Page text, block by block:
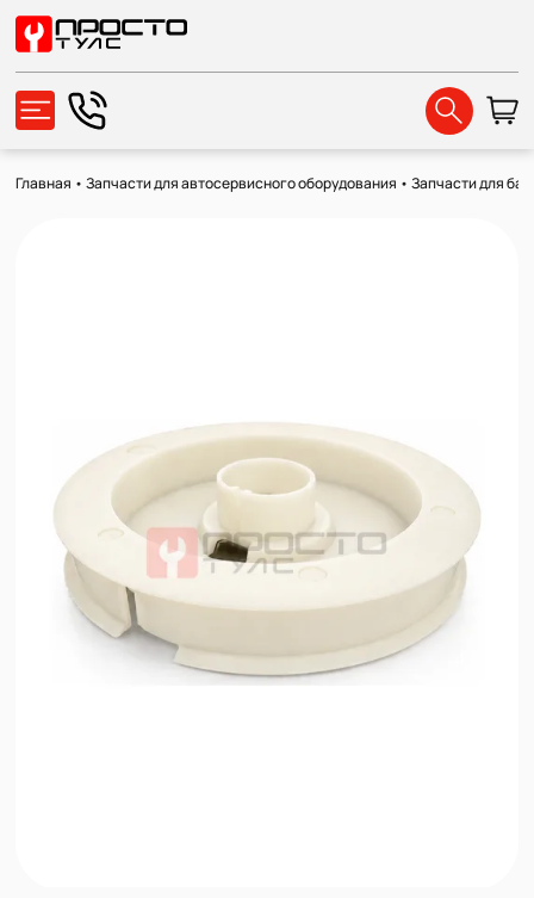
Главная •Запчасти для автосервисного оборудования •Запчасти для